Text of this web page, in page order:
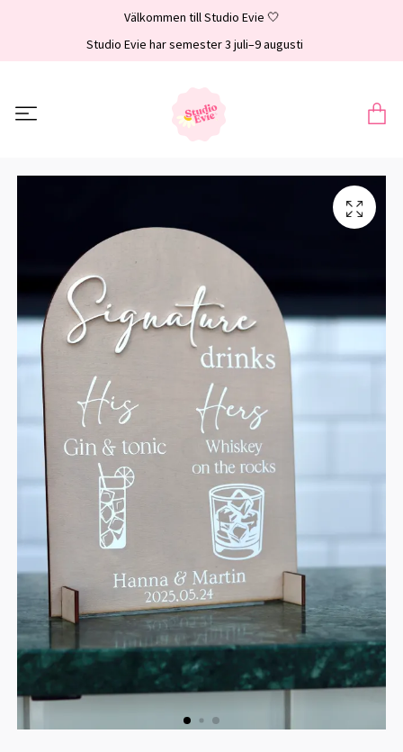
Välkommen till Studio Evie 🤍
Studio Evie har semester 3 juli–9 augusti